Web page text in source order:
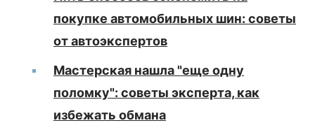
покупке автомобильных шин: советы
от автоэкспертов
Мастерская нашла "еще одну
поломку": советы эксперта, как
избежать обмана